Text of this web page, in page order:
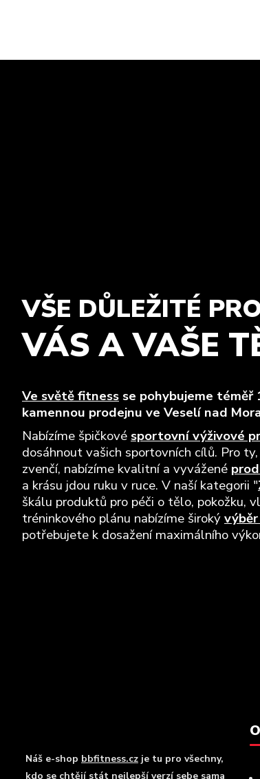
VŠE DŮLEŽITÉ
VÁS A VAŠE
Ve světě fitness se pohybujeme
kamennou prodejnu ve Veselí nad
Nabízíme špičkové sportovní výživové
dosáhnout vašich sportovních cílů. Pro
zvenčí, nabízíme kvalitní a vyvážené
a krásu jdou ruku v ruce. V naší kategorii "
škálu produktů pro péči o tělo, pokožku,
tréninkového plánu nabízíme široký
potřebujete k dosažení maximálního
Náš e-shop bbfitness.cz je tu pro všechny,
kdo se chtějí stát nejlepší verzí sebe sama